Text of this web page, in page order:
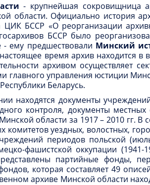
- крупнейшая сокровищница
области. Официально история
ЦИК БССР «О реорганизации
БССР было
ему предшествовали Минский
время архив находится в
архивом осуществляет
главного управления юстиции
Беларусь.
находятся документы
контроля, документы
области за 1917 – 2010 гг. В
комитетов уездных, волостных,
периодов польской
фашистской оккупации
партийные фонды,
которая составляет 49
архиве Минской области